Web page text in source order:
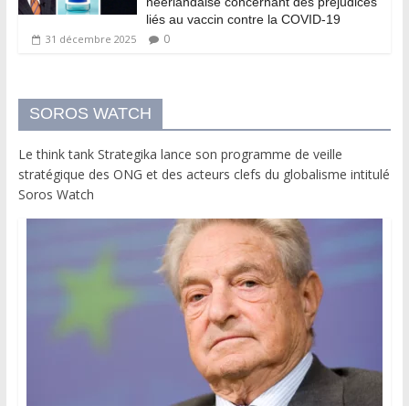
liés au vaccin contre la COVID-19
31 décembre 2025 0
SOROS WATCH
Le think tank Strategika lance son programme de veille
stratégique des ONG et des acteurs clefs du globalisme intitulé
Soros Watch